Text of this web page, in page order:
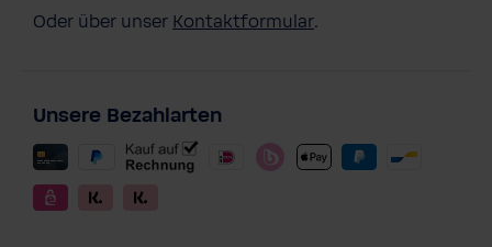
Oder über unser Kontaktformular.
Unsere Bezahlarten